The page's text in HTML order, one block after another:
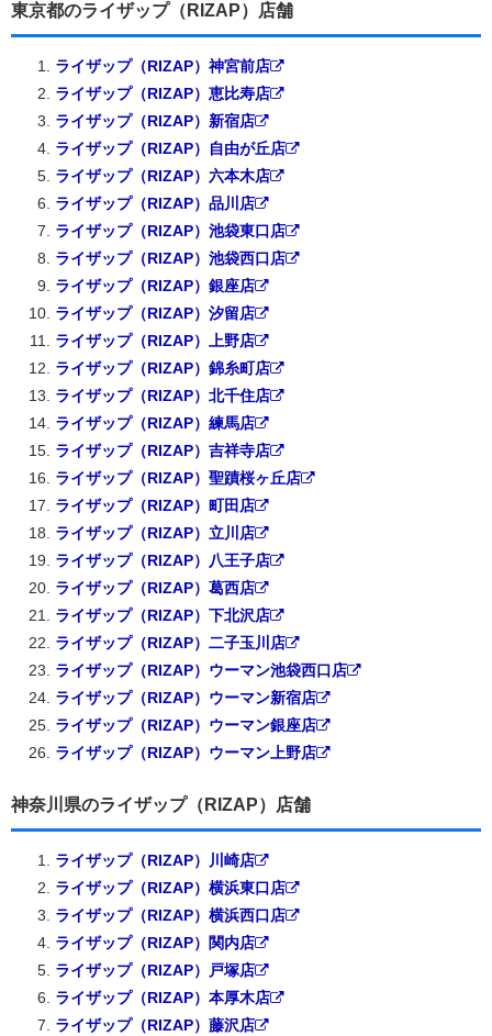
東京都のライザップ（RIZAP）店舗
ライザップ（RIZAP）神宮前店
ライザップ（RIZAP）恵比寿店
ライザップ（RIZAP）新宿店
ライザップ（RIZAP）自由が丘店
ライザップ（RIZAP）六本木店
ライザップ（RIZAP）品川店
ライザップ（RIZAP）池袋東口店
ライザップ（RIZAP）池袋西口店
ライザップ（RIZAP）銀座店
ライザップ（RIZAP）汐留店
ライザップ（RIZAP）上野店
ライザップ（RIZAP）錦糸町店
ライザップ（RIZAP）北千住店
ライザップ（RIZAP）練馬店
ライザップ（RIZAP）吉祥寺店
ライザップ（RIZAP）聖蹟桜ヶ丘店
ライザップ（RIZAP）町田店
ライザップ（RIZAP）立川店
ライザップ（RIZAP）八王子店
ライザップ（RIZAP）葛西店
ライザップ（RIZAP）下北沢店
ライザップ（RIZAP）二子玉川店
ライザップ（RIZAP）ウーマン池袋西口店
ライザップ（RIZAP）ウーマン新宿店
ライザップ（RIZAP）ウーマン銀座店
ライザップ（RIZAP）ウーマン上野店
神奈川県のライザップ（RIZAP）店舗
ライザップ（RIZAP）川崎店
ライザップ（RIZAP）横浜東口店
ライザップ（RIZAP）横浜西口店
ライザップ（RIZAP）関内店
ライザップ（RIZAP）戸塚店
ライザップ（RIZAP）本厚木店
ライザップ（RIZAP）藤沢店